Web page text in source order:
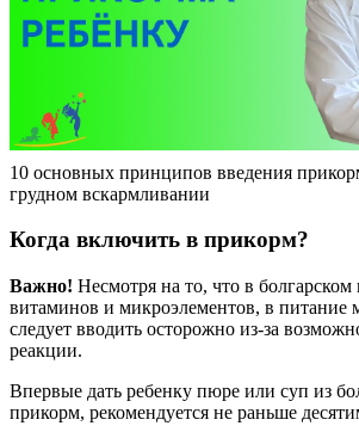
10 основных принципов введения
грудном вскармливании
Когда включить в прикорм?
Важно! Несмотря на то, что в
витаминов и микроэлементов, в питание
следует вводить осторожно из-за
реакции.
Впервые дать ребенку пюре или суп из
прикорм, рекомендуется не раньше